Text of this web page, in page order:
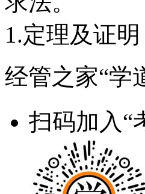
1.定理及证明
经管之家“学
扫码加入“